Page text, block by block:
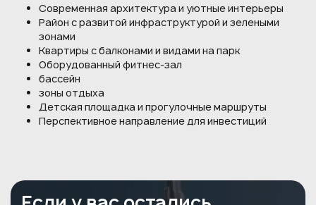
Современная архитектура и уютные интерьеры
Район с развитой инфраструктурой и зелеными
зонами
Квартиры с балконами и видами на парк
Оборудованный фитнес-зал
бассейн
зоны отдыха
Детская площадка и прогулочные маршруты
Перспективное направление для инвестиций